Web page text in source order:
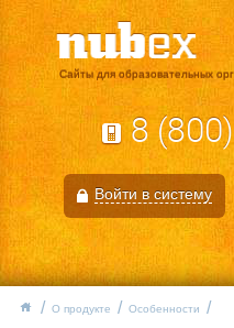
Сайты для образовательных
8
Войти в систему
О продукте Особенности